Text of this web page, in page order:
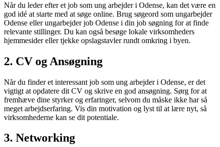
Når du leder efter et job som ung arbejder i Odense, kan det være en
god idé at starte med at søge online. Brug søgeord som ungarbejder
Odense eller ungarbejder job Odense i din job søgning for at finde
relevante stillinger. Du kan også besøge lokale virksomheders
hjemmesider eller tjekke opslagstavler rundt omkring i byen.
2. CV og Ansøgning
Når du finder et interessant job som ung arbejder i Odense, er det
vigtigt at opdatere dit CV og skrive en god ansøgning. Sørg for at
fremhæve dine styrker og erfaringer, selvom du måske ikke har så
meget arbejdserfaring. Vis din motivation og lyst til at lære nyt, så
virksomhederne kan se dit potentiale.
3. Networking